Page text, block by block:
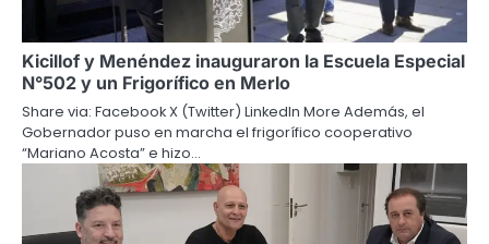
Kicillof y Menéndez inauguraron la Escuela Especial
N°502 y un Frigorífico en Merlo
Share via: Facebook X (Twitter) LinkedIn More Además, el
Gobernador puso en marcha el frigorífico cooperativo
“Mariano Acosta” e hizo…